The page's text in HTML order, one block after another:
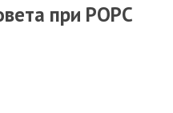
при РОРС